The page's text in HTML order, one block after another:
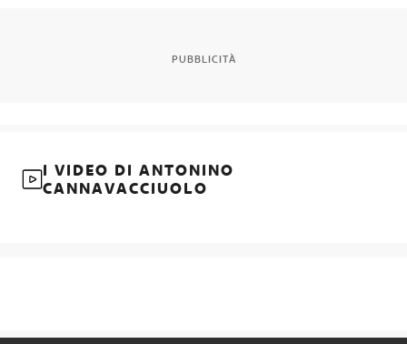
PUBBLICITÀ
I VIDEO DI ANTONINO
CANNAVACCIUOLO